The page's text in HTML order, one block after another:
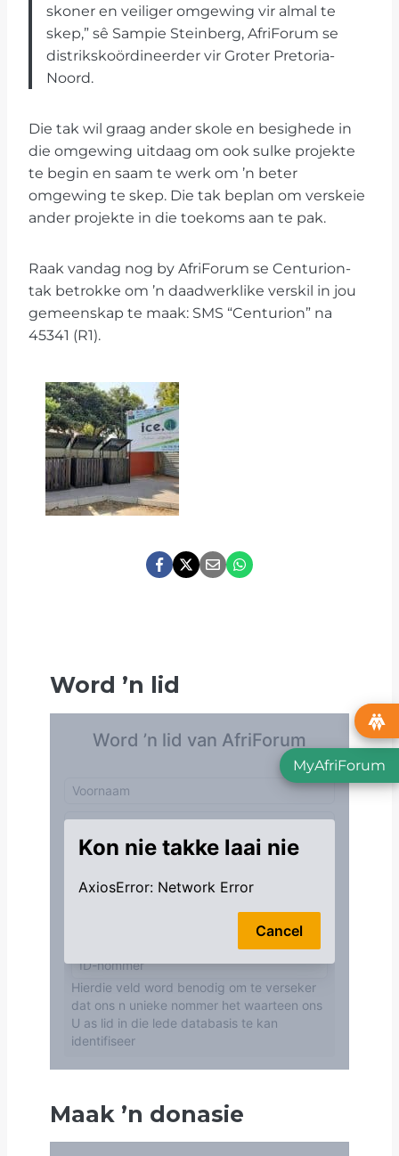
skoner en veiliger omgewing vir almal te
skep,” sê Sampie Steinberg, AfriForum se
distrikskoördineerder vir Groter Pretoria-
Noord.
Die tak wil graag ander skole en besighede in
die omgewing uitdaag om ook sulke projekte
te begin en saam te werk om ’n beter
omgewing te skep. Die tak beplan om verskeie
ander projekte in die toekoms aan te pak.
Raak vandag nog by AfriForum se Centurion-
tak betrokke om ’n daadwerklike verskil in jou
gemeenskap te maak: SMS “Centurion” na
45341 (R1).
Word ’n lid
Maak ’n donasie
MyAfriForum